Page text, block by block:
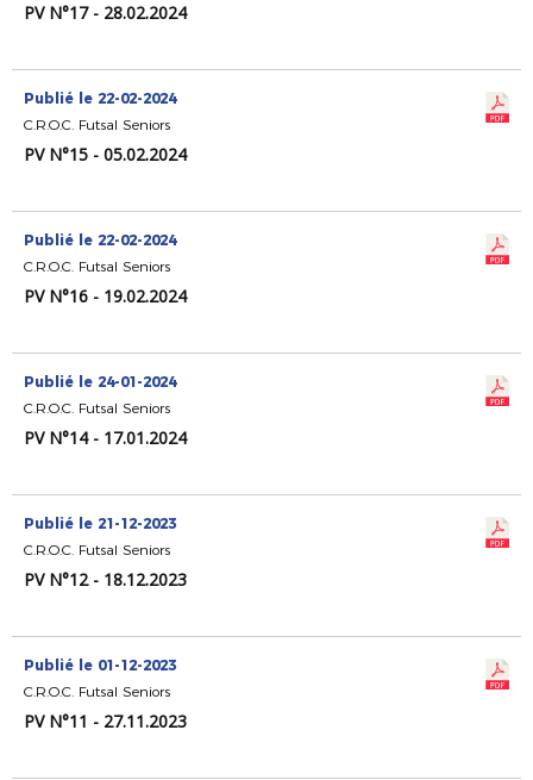
PV N°17 - 28.02.2024
Publié le 22-02-2024
C.R.O.C. Futsal Seniors
PV N°15 - 05.02.2024
Publié le 22-02-2024
C.R.O.C. Futsal Seniors
PV N°16 - 19.02.2024
Publié le 24-01-2024
C.R.O.C. Futsal Seniors
PV N°14 - 17.01.2024
Publié le 21-12-2023
C.R.O.C. Futsal Seniors
PV N°12 - 18.12.2023
Publié le 01-12-2023
C.R.O.C. Futsal Seniors
PV N°11 - 27.11.2023